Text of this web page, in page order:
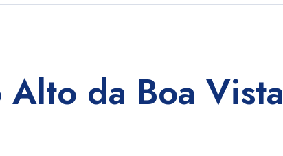
da Boa Vista